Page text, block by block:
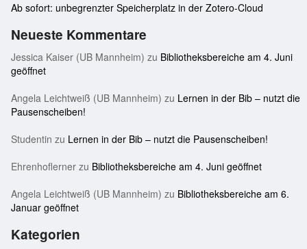
Ab sofort: unbegrenzter Speicherplatz in der Zotero-Cloud
Neueste Kommentare
Jessica Kaiser (UB Mannheim) zu Bibliotheksbereiche am 4. Juni
geöffnet
Angela Leichtweiß (UB Mannheim) zu Lernen in der Bib – nutzt die
Pausenscheiben!
Studentin zu Lernen in der Bib – nutzt die Pausenscheiben!
Ehrenhoflerner zu Bibliotheksbereiche am 4. Juni geöffnet
Angela Leichtweiß (UB Mannheim) zu Bibliotheksbereiche am 6.
Januar geöffnet
Kategorien